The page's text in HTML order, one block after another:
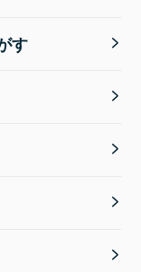
す